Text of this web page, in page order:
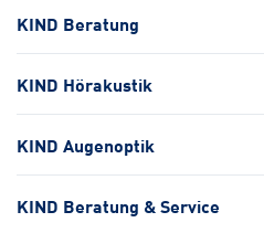
KIND Beratung
KIND Hörakustik
KIND Augenoptik
KIND Beratung & Service